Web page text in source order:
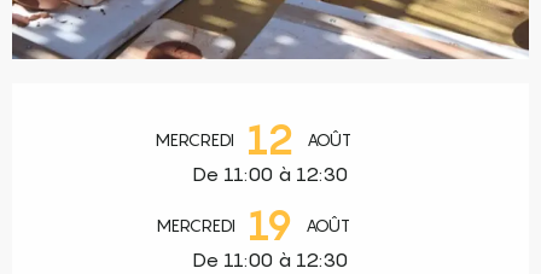
MERCREDI 12 AOÛT
De 11:00 à 12:30
MERCREDI 19 AOÛT
De 11:00 à 12:30